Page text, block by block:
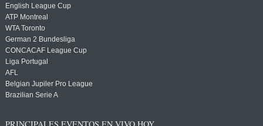
English League Cup
ATP Montreal
WTA Toronto
German 2 Bundesliga
CONCACAF League Cup
Liga Portugal
AFL
Belgian Jupiler Pro League
Brazilian Serie A